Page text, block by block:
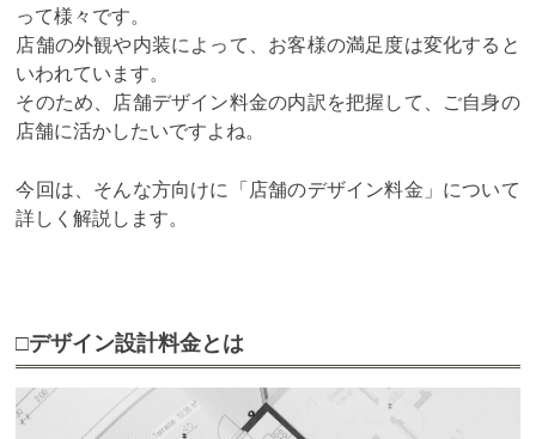
って様々です。
店舗の外観や内装によって、お客様の満足度は変化すると
いわれています。
そのため、店舗デザイン料金の内訳を把握して、ご自身の
店舗に活かしたいですよね。
今回は、そんな方向けに「店舗のデザイン料金」について
詳しく解説します。
□デザイン設計料金とは